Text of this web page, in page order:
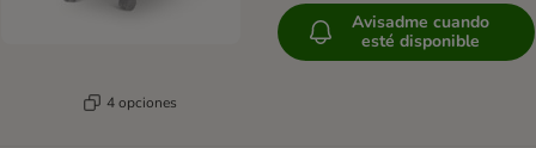
4 opciones
Avisadme cuando
esté disponible